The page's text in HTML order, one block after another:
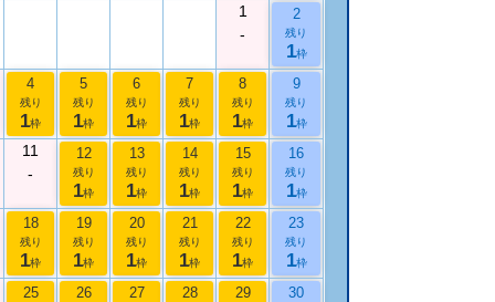
1
-
2
残り
1枠
4
残り
1枠
5
残り
1枠
6
残り
1枠
7
残り
1枠
8
残り
1枠
9
残り
1枠
11
-
12
残り
1枠
13
残り
1枠
14
残り
1枠
15
残り
1枠
16
残り
1枠
18
残り
1枠
19
残り
1枠
20
残り
1枠
21
残り
1枠
22
残り
1枠
23
残り
1枠
25 26 27 28 29 30